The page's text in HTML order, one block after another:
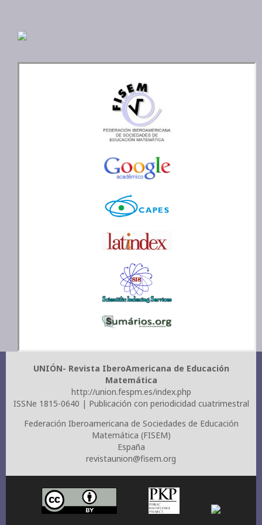
UNIÓN- Revista IberoAmericana de Educación
Matemática
http://union.fespm.es/index.php
ISSNe 1815-0640 | Publicación con periodicidad cuatrimestral
Federación Iberoamericana de Sociedades de Educación
Matemática (FISEM)
España
revistaunion@fisem.org